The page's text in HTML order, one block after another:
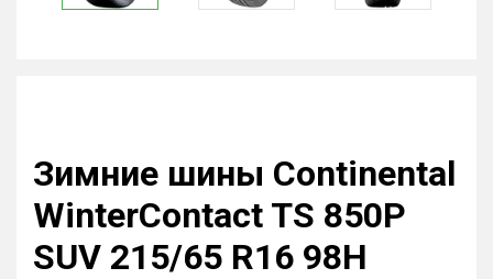
Зимние шины Continental
WinterContact TS 850P
SUV 215/65 R16 98H